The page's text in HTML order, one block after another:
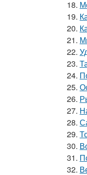
18.
19.
20.
21.
22.
23.
24.
25.
26.
27.
28.
29.
30.
31.
32.